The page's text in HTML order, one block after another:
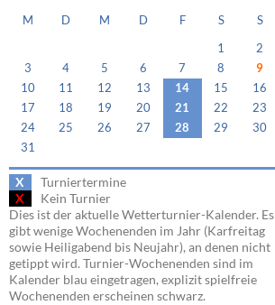
M D M D F S S
1
2
3
4 5 6 7 8
9
10
11 12 13 14 15
16
17
18 19 20 21 22
23
24
25 26 27 28 29
30
31
X
Turniertermine
X
Kein Turnier
Dies ist der aktuelle Wetterturnier-Kalender. Es
gibt wenige Wochenenden im Jahr (Karfreitag
sowie Heiligabend bis Neujahr), an denen nicht
getippt wird. Turnier-Wochenenden sind im
Kalender blau eingetragen, explizit spielfreie
Wochenenden erscheinen schwarz.